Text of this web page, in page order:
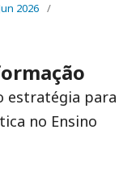
2026 /
estratégia para
no Ensino